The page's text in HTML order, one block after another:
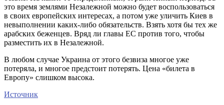
это время землями Незалежной можно будет воспользоваться
в своих европейских интересах, а потом уже уличить Киев в
невыполнении каких-либо обязательств. Взять хотя бы тех же
арабских беженцев. Вряд ли главы ЕС против того, чтобы
разместить их в Незалежной.
В любом случае Украина от этого безвиза многое уже
потеряла, и многое предстоит потерять. Цена «билета в
Европу» слишком высока.
Источник